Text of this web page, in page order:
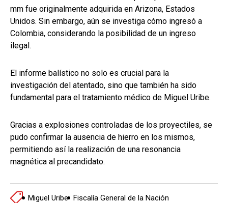
mm fue originalmente adquirida en Arizona, Estados
Unidos. Sin embargo, aún se investiga cómo ingresó a
Colombia, considerando la posibilidad de un ingreso
ilegal.
El informe balístico no solo es crucial para la
investigación del atentado, sino que también ha sido
fundamental para el tratamiento médico de Miguel Uribe.
Gracias a explosiones controladas de los proyectiles, se
pudo confirmar la ausencia de hierro en los mismos,
permitiendo así la realización de una resonancia
magnética al precandidato.
Miguel Uribe Fiscalía General de la Nación